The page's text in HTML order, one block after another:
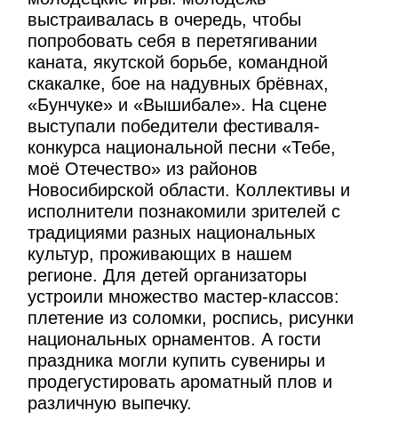
выстраивалась в очередь, чтобы
попробовать себя в перетягивании
каната, якутской борьбе, командной
скакалке, бое на надувных брёвнах,
«Бунчуке» и «Вышибале». На сцене
выступали победители фестиваля-
конкурса национальной песни «Тебе,
моё Отечество» из районов
Новосибирской области. Коллективы и
исполнители познакомили зрителей с
традициями разных национальных
культур, проживающих в нашем
регионе. Для детей организаторы
устроили множество мастер-классов:
плетение из соломки, роспись, рисунки
национальных орнаментов. А гости
праздника могли купить сувениры и
продегустировать ароматный плов и
различную выпечку.